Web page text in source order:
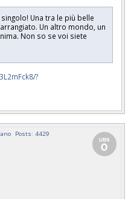
Una tra le più belle
Un altro mondo, un
Non so se voi siete
?
Posts: 4429